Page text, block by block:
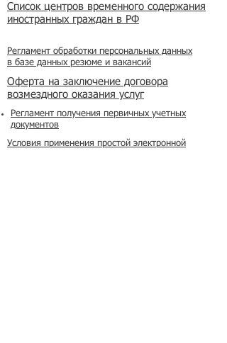
Список центров временного содержания
иностранных граждан в РФ
Регламент обработки персональных данных
в базе данных резюме и вакансий
​Оферта на заключение договора
возмездного оказания услуг
Регламент получения первичных учетных
документов
Условия применения простой электронной